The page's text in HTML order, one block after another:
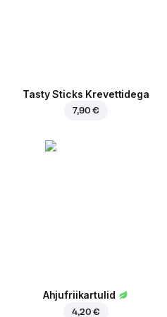
Tasty Sticks Krevettidega
7,90 €
Ahjufriikartulid
4,20 €